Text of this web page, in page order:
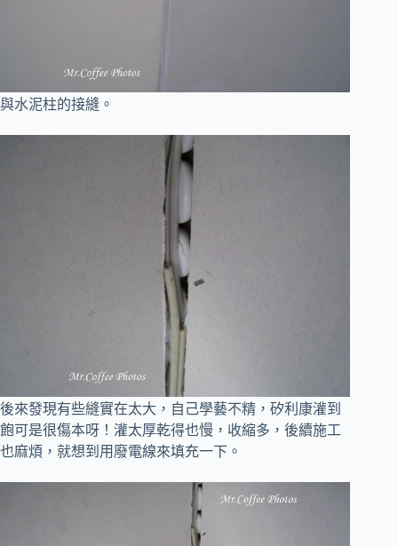
與水泥柱的接縫。
後來發現有些縫實在太大，自己學藝不精，矽利康灌到
飽可是很傷本呀！ 灌太厚乾得也慢，收縮多，後續施工
也麻煩，就想到用廢電線來填充一下。